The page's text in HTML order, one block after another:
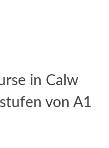
in Calw
von A1